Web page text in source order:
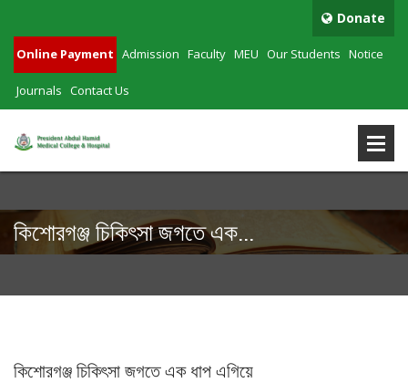
Donate
Online Payment Admission Faculty MEU Our Students Notice
Journals Contact Us
কিশোরগঞ্জ চিকিৎসা জগতে এক...
কিশোরগঞ্জ চিকিৎসা জগতে এক ধাপ এগিয়ে